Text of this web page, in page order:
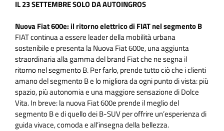
IL 23 SETTEMBRE SOLO DA AUTOINGROS
Nuova Fiat 600e: il ritorno elettrico di FIAT nel segmento B
FIAT continua a essere leader della mobilità urbana
sostenibile e presenta la Nuova Fiat 600e, una aggiunta
straordinaria alla gamma del brand Fiat che ne segna il
ritorno nel segmento B. Per farlo, prende tutto ciò che i clienti
amano del segmento B e lo migliora da ogni punto di vista: più
spazio, più autonomia e una maggiore sensazione di Dolce
Vita. In breve: la nuova Fiat 600e prende il meglio del
segmento B e di quello dei B-SUV per offrire un’esperienza di
guida vivace, comoda e all’insegna della bellezza.